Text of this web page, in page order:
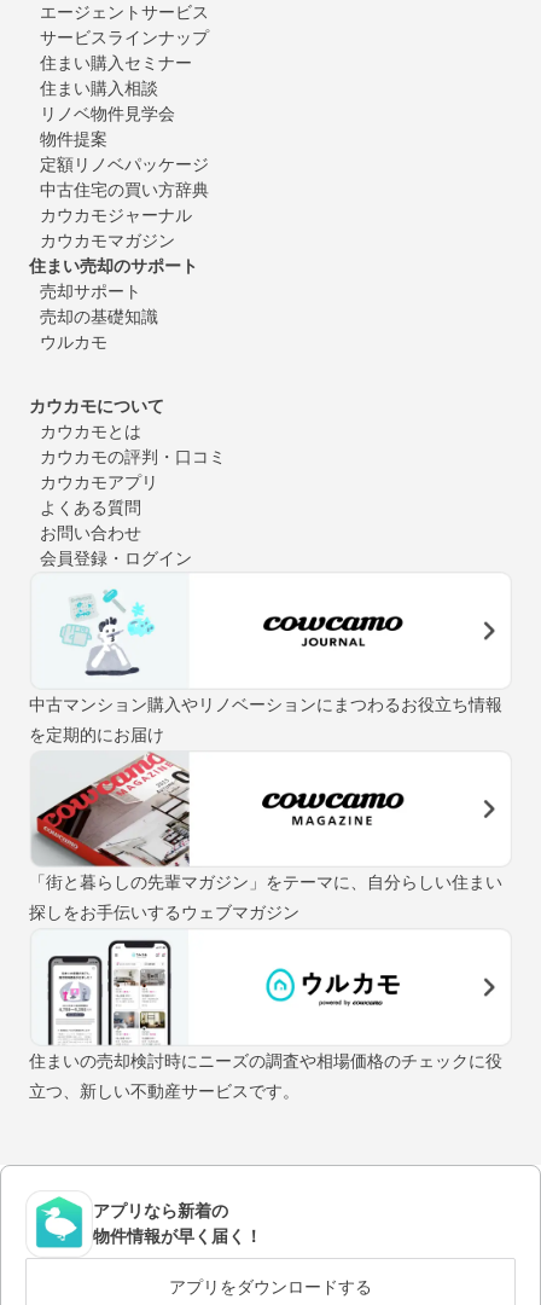
エージェントサービス
サービスラインナップ
住まい購入セミナー
住まい購入相談
リノベ物件見学会
物件提案
定額リノベパッケージ
中古住宅の買い方辞典
カウカモジャーナル
カウカモマガジン
住まい売却のサポート
売却サポート
売却の基礎知識
ウルカモ
カウカモについて
カウカモとは
カウカモの評判・口コミ
カウカモアプリ
よくある質問
お問い合わせ
会員登録・ログイン
中古マンション購入やリノベーションにまつわるお役立ち情報
を定期的にお届け
「街と暮らしの先輩マガジン」をテーマに、自分らしい住まい
探しをお手伝いするウェブマガジン
住まいの売却検討時にニーズの調査や相場価格のチェックに役
立つ、新しい不動産サービスです。
アプリなら新着の
物件情報が早く届く！
アプリをダウンロードする